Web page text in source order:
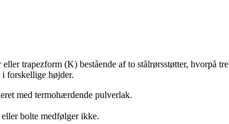
trapezform (K) bestående af to stålrørsstøtter, hvorpå tre
forskellige højder.
med termohærdende pulverlak.
bolte medfølger ikke.